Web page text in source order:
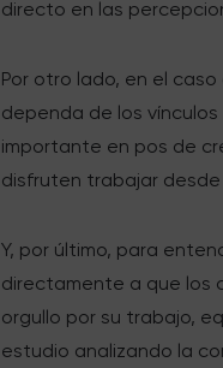
directo en las
Por otro lado, en el
dependa de los
importante en pos de
disfruten trabajar
Y, por último, para
directamente a que los
orgullo por su trabajo,
estudio analizando la